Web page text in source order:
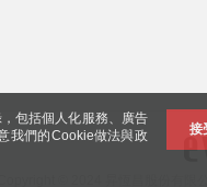
包括個人化服務、廣告
我們的Cookie做法與政
接